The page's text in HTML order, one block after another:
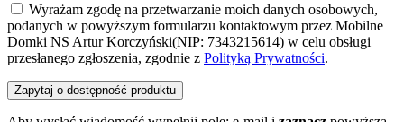
Wyrażam zgodę na przetwarzanie moich danych osobowych,
podanych w powyższym formularzu kontaktowym przez Mobilne
Domki NS Artur Korczyński(NIP: 7343215614) w celu obsługi
przesłanego zgłoszenia, zgodnie z Polityką Prywatności.